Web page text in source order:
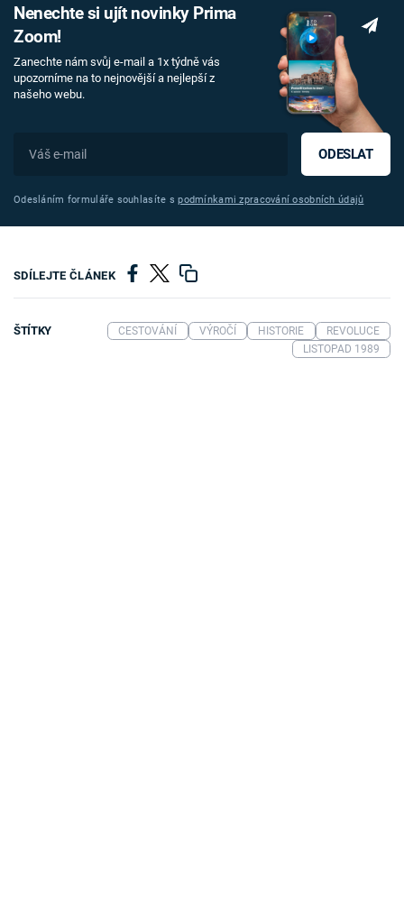
Nenechte si ujít novinky Prima
Zoom!
Zanechte nám svůj e-mail a 1x týdně vás
upozorníme na to nejnovější a nejlepší z
našeho webu.
ODESLAT
Odesláním formuláře souhlasíte spodmínkami zpracování osobních údajů
SDÍLEJTE ČLÁNEK
ŠTÍTKY CESTOVÁNÍ VÝROČÍ HISTORIE
REVOLUCE
LISTOPAD 1989